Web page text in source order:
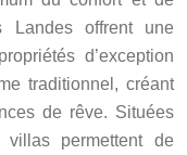
Landes offrent une
d’exception
traditionnel, créant
de rêve. Situées
permettent de